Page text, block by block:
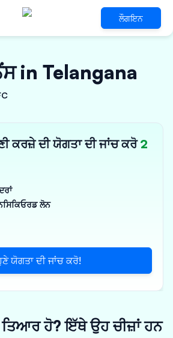
ਲੌਗਇਨ
in Telangana
ਕਰਜ਼ੇ ਦੀ ਯੋਗਤਾ ਦੀ ਜਾਂਚ ਕਰੋ2
ਲੋਨ
ਯੋਗਤਾ ਦੀ ਜਾਂਚ ਕਰੋ!
ਹੋ? ਇੱਥੇ ਉਹ ਚੀਜ਼ਾਂ ਹਨ